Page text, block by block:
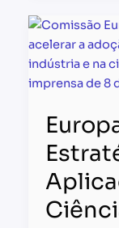
Europa
Lança
Duas
Estratégias
IA:
Aplicação
na
Indústria
e
Ciência